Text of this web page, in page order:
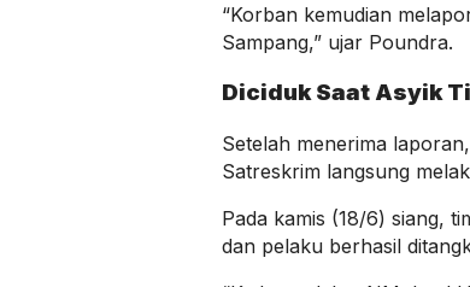
“Korban kemudian
Sampang,” ujar Poundra.
Diciduk Saat Asyik
Setelah menerima
Satreskrim langsung
Pada kamis (18/6) siang,
dan pelaku berhasil